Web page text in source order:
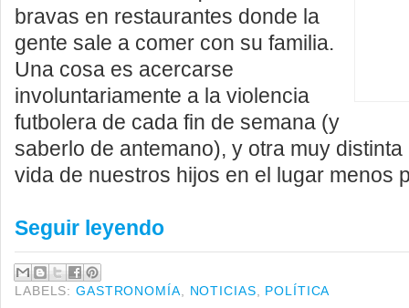
bravas en restaurantes donde la
gente sale a comer con su familia.
Una cosa es acercarse
involuntariamente a la violencia
futbolera de cada fin de semana (y
saberlo de antemano), y otra muy
vida de nuestros hijos en el lugar menos
Seguir leyendo
LABELS:GASTRONOMÍA NOTICIAS POLÍTICA